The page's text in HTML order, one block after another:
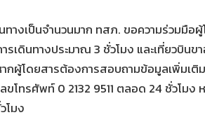
างเป็นจำนวนมาก ทสภ. ขอความร่วมมือ
รเดินทางประมาณ 3 ชั่วโมง และเที่ยวบินข
กผู้โดยสารต้องการสอบถามข้อมูลเพิ่มเ
โทรศัพท์ 0 2132 9511 ตลอด 24 ชั่วโมง
โมง